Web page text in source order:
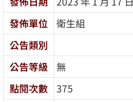
發佈單位
衛生組
公告類別
公告等級
無
點閱次數
375